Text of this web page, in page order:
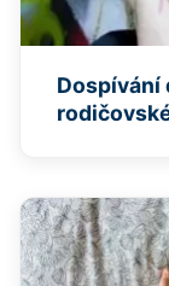
Dospívání